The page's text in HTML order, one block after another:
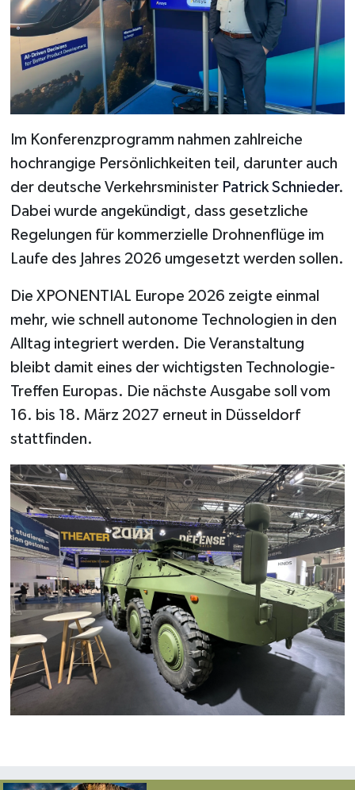
Im Konferenzprogramm nahmen zahlreiche
hochrangige Persönlichkeiten teil, darunter auch
der deutsche Verkehrsminister Patrick Schnieder.
Dabei wurde angekündigt, dass gesetzliche
Regelungen für kommerzielle Drohnenflüge im
Laufe des Jahres 2026 umgesetzt werden sollen.
Die XPONENTIAL Europe 2026 zeigte einmal
mehr, wie schnell autonome Technologien in den
Alltag integriert werden. Die Veranstaltung
bleibt damit eines der wichtigsten Technologie-
Treffen Europas. Die nächste Ausgabe soll vom
16. bis 18. März 2027 erneut in Düsseldorf
stattfinden.